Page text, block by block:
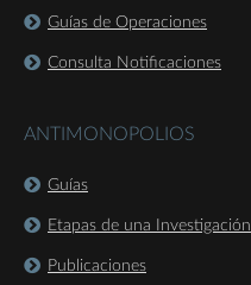
Guías de Operaciones
Consulta Notificaciones
ANTIMONOPOLIOS
Guías
Etapas de una Investigación
Publicaciones